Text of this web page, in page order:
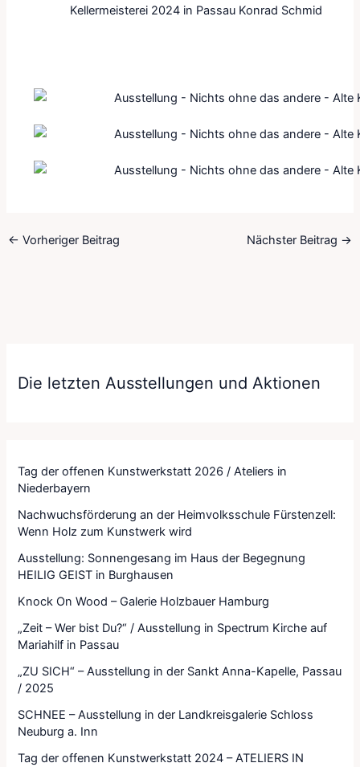
← Vorheriger Beitrag Nächster Beitrag →
Die letzten Ausstellungen und Aktionen
Tag der offenen Kunstwerkstatt 2026 / Ateliers in
Niederbayern
Nachwuchsförderung an der Heimvolksschule Fürstenzell:
Wenn Holz zum Kunstwerk wird
Ausstellung: Sonnengesang im Haus der Begegnung
HEILIG GEIST in Burghausen
Knock On Wood – Galerie Holzbauer Hamburg
„Zeit – Wer bist Du?“ / Ausstellung in Spectrum Kirche auf
Mariahilf in Passau
„ZU SICH“ – Ausstellung in der Sankt Anna-Kapelle, Passau
/ 2025
SCHNEE – Ausstellung in der Landkreisgalerie Schloss
Neuburg a. Inn
Tag der offenen Kunstwerkstatt 2024 – ATELIERS IN